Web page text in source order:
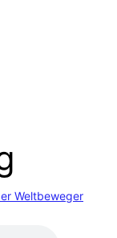
Weltbeweger